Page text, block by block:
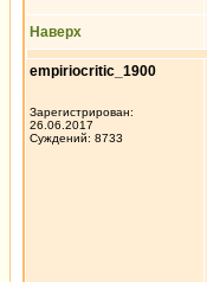
Наверх
empiriocritic_1900
Зарегистрирован:
26.06.2017
Суждений: 8733